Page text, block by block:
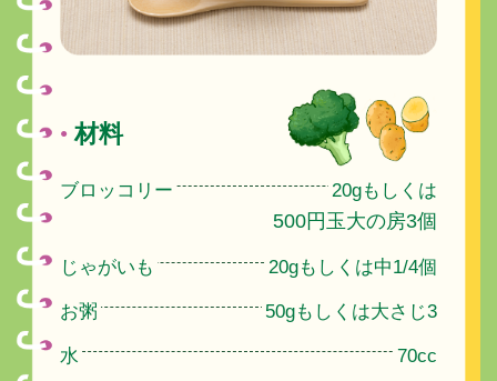
● 材料
ブロッコリー 20gもしくは
500円玉大の房3個
じゃがいも 20gもしくは中1/4個
お粥 50gもしくは大さじ3
水 70cc